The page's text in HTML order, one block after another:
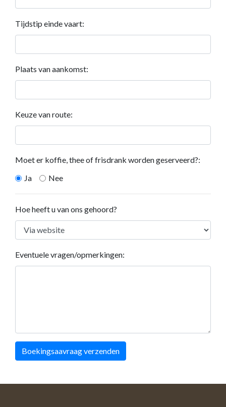
Tijdstip einde vaart:
Plaats van aankomst:
Keuze van route:
Moet er koffie, thee of frisdrank worden geserveerd?:
Ja
Nee
Hoe heeft u van ons gehoord?
Eventuele vragen/opmerkingen:
Boekingsaavraag verzenden